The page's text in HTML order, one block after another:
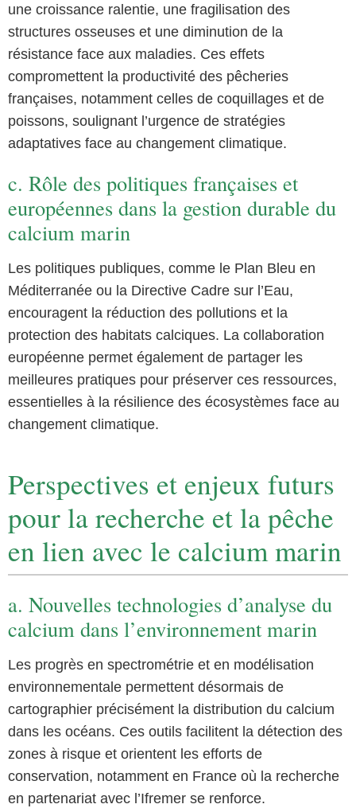
une croissance ralentie, une fragilisation des
structures osseuses et une diminution de la
résistance face aux maladies. Ces effets
compromettent la productivité des pêcheries
françaises, notamment celles de coquillages et de
poissons, soulignant l’urgence de stratégies
adaptatives face au changement climatique.
c. Rôle des politiques françaises et
européennes dans la gestion durable du
calcium marin
Les politiques publiques, comme le Plan Bleu en
Méditerranée ou la Directive Cadre sur l’Eau,
encouragent la réduction des pollutions et la
protection des habitats calciques. La collaboration
européenne permet également de partager les
meilleures pratiques pour préserver ces ressources,
essentielles à la résilience des écosystèmes face au
changement climatique.
Perspectives et enjeux futurs
pour la recherche et la pêche
en lien avec le calcium marin
a. Nouvelles technologies d’analyse du
calcium dans l’environnement marin
Les progrès en spectrométrie et en modélisation
environnementale permettent désormais de
cartographier précisément la distribution du calcium
dans les océans. Ces outils facilitent la détection des
zones à risque et orientent les efforts de
conservation, notamment en France où la recherche
en partenariat avec l’Ifremer se renforce.